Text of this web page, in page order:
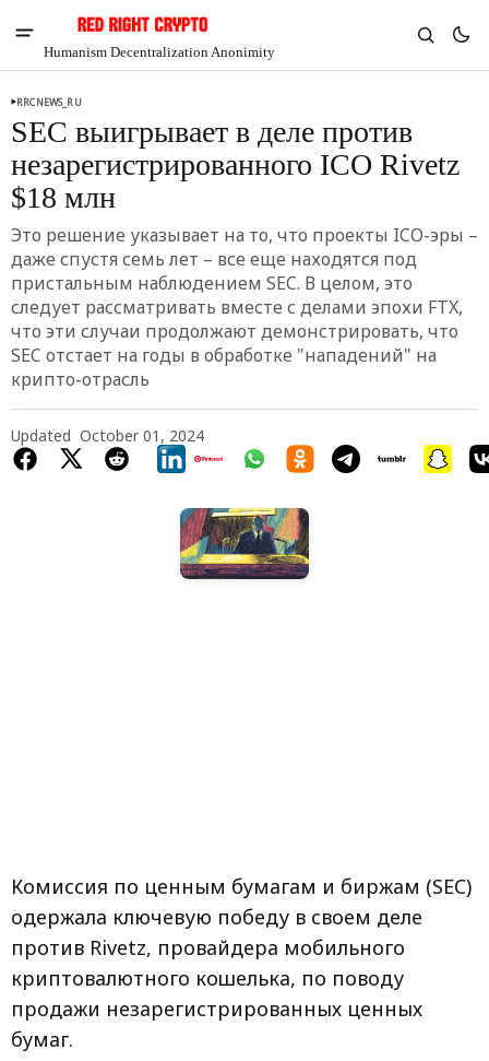
Humanism Decentralization Anonimity
Chia
$1.30
-5.48%
RRCNEWS_RU
SEC выигрывает в деле против
незарегистрированного ICO Rivetz
$18 млн
Это решение указывает на то, что проекты ICO-эры –
даже спустя семь лет – все еще находятся под
пристальным наблюдением SEC. В целом, это
следует рассматривать вместе с делами эпохи FTX,
что эти случаи продолжают демонстрировать, что
SEC отстает на годы в обработке "нападений" на
крипто-отрасль
Updated October 01, 2024
Комиссия по ценным бумагам и биржам (SEC)
одержала ключевую победу в своем деле
против Rivetz, провайдера мобильного
криптовалютного кошелька, по поводу
продажи незарегистрированных ценных
бумаг.